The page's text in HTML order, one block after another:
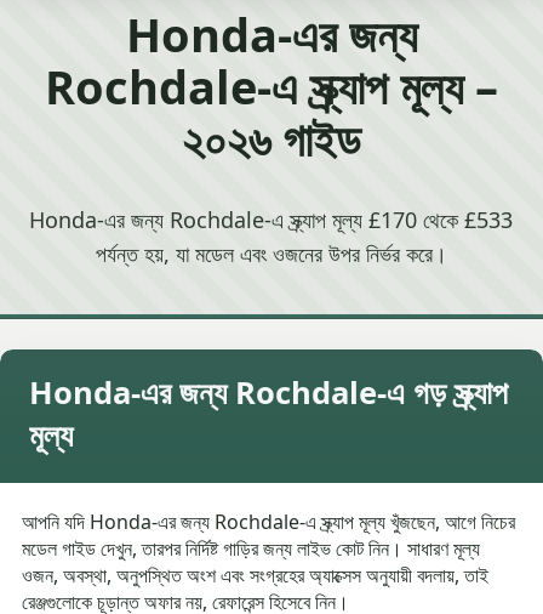
Honda-এর জন্য
Rochdale-এ স্ক্র্যাপ মূল্য –
২০২৬ গাইড
Honda-এর জন্য Rochdale-এ স্ক্র্যাপ মূল্য £170 থেকে £533
পর্যন্ত হয়, যা মডেল এবং ওজনের উপর নির্ভর করে।
Honda-এর জন্য Rochdale-এ গড় স্ক্র্যাপ
মূল্য
আপনি যদি Honda-এর জন্য Rochdale-এ স্ক্র্যাপ মূল্য খুঁজছেন, আগে নিচের
মডেল গাইড দেখুন, তারপর নির্দিষ্ট গাড়ির জন্য লাইভ কোট নিন। সাধারণ মূল্য
ওজন, অবস্থা, অনুপস্থিত অংশ এবং সংগ্রহের অ্যাক্সেস অনুযায়ী বদলায়, তাই
রেঞ্জগুলোকে চূড়ান্ত অফার নয়, রেফারেন্স হিসেবে নিন।